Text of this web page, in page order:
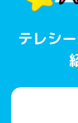
テレシ